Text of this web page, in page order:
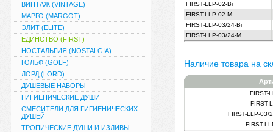
ВИНТАЖ (VINTAGE)
МАРГО (MARGOT)
ЭЛИТ (ELITE)
ЕДИНСТВО (FIRST)
НОСТАЛЬГИЯ (NOSTALGIA)
ГОЛЬФ (GOLF)
ЛОРД (LORD)
ДУШЕВЫЕ НАБОРЫ
ГИГИЕНИЧЕСКИЕ ДУШИ
СМЕСИТЕЛИ ДЛЯ ГИГИЕНИЧЕСКИХ
ДУШЕЙ
ТРОПИЧЕСКИЕ ДУШИ И ИЗЛИВЫ
FIRST-LLP-02-Bi
FIRST-LLP-02-M
FIRST-LLP-03/24-Bi
FIRST-LLP-03/24-M
Наличие товара на
FIRST-
FIRST-
FIRST-LLP-03/
FIRST-